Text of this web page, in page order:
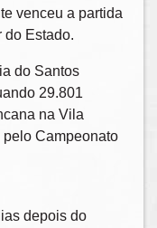
venceu a partida
do Estado.
do Santos
29.801
na Vila
pelo Campeonato
depois do